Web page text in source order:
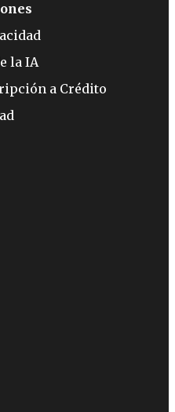
la IA
a Crédito